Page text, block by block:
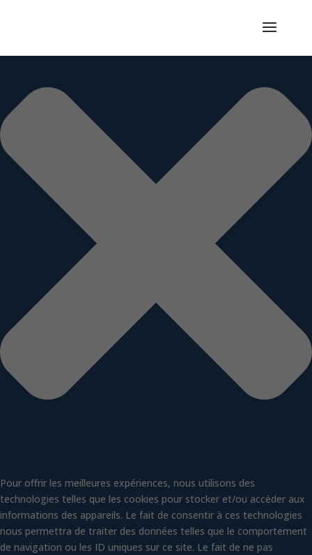
Pour offrir les meilleures expériences, nous utilisons des
technologies telles que les cookies pour stocker et/ou accéder aux
informations des appareils. Le fait de consentir à ces technologies
nous permettra de traiter des données telles que le comportement
de navigation ou les ID uniques sur ce site. Le fait de ne pas